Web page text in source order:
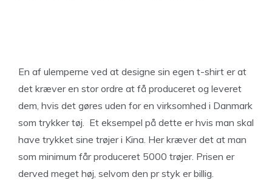
En af ulemperne ved at designe sin egen t-shirt er at
det kræver en stor ordre at få produceret og leveret
dem, hvis det gøres uden for en virksomhed i Danmark
som trykker tøj. Et eksempel på dette er hvis man skal
have trykket sine trøjer i Kina. Her kræver det at man
som minimum får produceret 5000 trøjer. Prisen er
derved meget høj, selvom den pr styk er billig.